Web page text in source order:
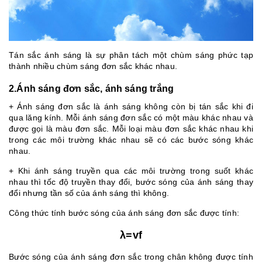
Tán sắc ánh sáng là sự phân tách một chùm sáng phức tạp
thành nhiều chùm sáng đơn sắc khác nhau.
2.Ánh sáng đơn sắc, ánh sáng trắng
+ Ánh sáng đơn sắc là ánh sáng không còn bị tán sắc khi đi
qua lăng kính. Mỗi ánh sáng đơn sắc có một màu khác nhau và
được gọi là màu đơn sắc. Mỗi loại màu đơn sắc khác nhau khi
trong các môi trường khác nhau sẽ có các bước sóng khác
nhau.
+ Khi ánh sáng truyền qua các môi trường trong suốt khác
nhau thì tốc độ truyền thay đổi, bước sóng của ánh sáng thay
đổi nhưng tần số của ánh sáng thì không.
Công thức tính bước sóng của ánh sáng đơn sắc được tính:
λ=vf
Bước sóng của ánh sáng đơn sắc trong chân không được tính